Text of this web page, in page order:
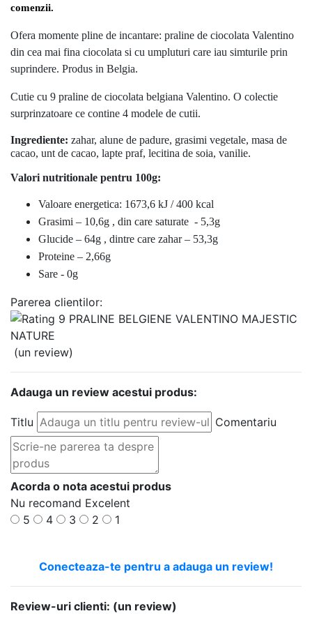
comenzii.
Ofera momente pline de incantare: praline de ciocolata Valentino
din cea mai fina ciocolata si cu umpluturi care iau simturile prin
suprindere. Produs in Belgia.
Cutie cu 9 praline de ciocolata belgiana Valentino. O colectie
surprinzatoare ce contine 4 modele de cutii.
Ingrediente: zahar, alune de padure, grasimi vegetale, masa de
cacao, unt de cacao, lapte praf, lecitina de soia, vanilie.
Valori nutritionale pentru 100g:
Valoare energetica: 1673,6 kJ / 400 kcal
Grasimi – 10,6g , din care saturate - 5,3g
Glucide – 64g , dintre care zahar – 53,3g
Proteine – 2,66g
Sare - 0g
Parerea clientilor:
(un review)
Adauga un review acestui produs:
Titlu Comentariu
Acorda o nota acestui produs
Nu recomand Excelent
5
4 3 2 1
Conecteaza-te pentru a adauga un review!
Review-uri clienti: (un review)